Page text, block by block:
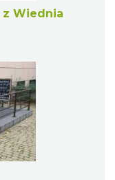
z Wiednia